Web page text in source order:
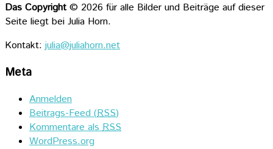
Das Copyright© 2026 für alle Bilder und Beiträge auf dieser
Seite liegt bei Julia Horn.
Kontakt: julia@juliahorn.net
Meta
Anmelden
Beitrags-Feed (RSS)
Kommentare alsRSS
WordPress.org